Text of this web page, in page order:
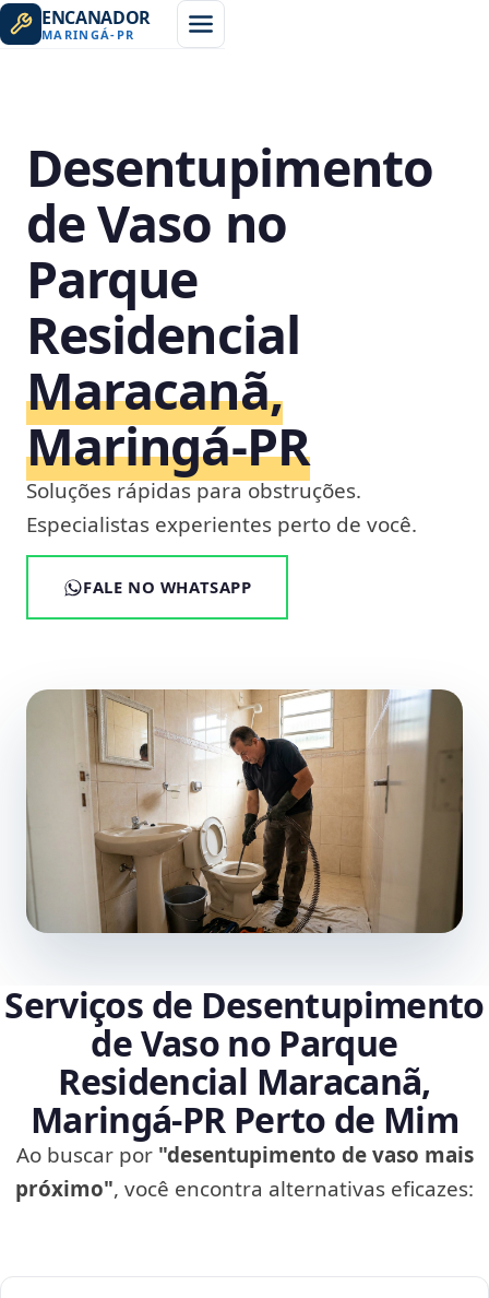
ENCANADOR
MARINGÁ- PR
Desentupimento
de Vaso no
Parque
Residencial
Maracanã,
Maringá‑PR
Soluções rápidas para obstruções.
Especialistas experientes perto de você.
FALE NO WHATSAPP
Serviços de Desentupimento
de Vaso no Parque
Residencial Maracanã,
Maringá‑PR Perto de Mim
Ao buscar por "desentupimento de vaso mais
próximo", você encontra alternativas eficazes: